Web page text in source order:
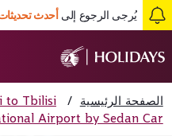
يُرجى الرجوع إلىأحدث
الصفحة الرئيسية
/
to Tbilisi
Airport by Sedan Car